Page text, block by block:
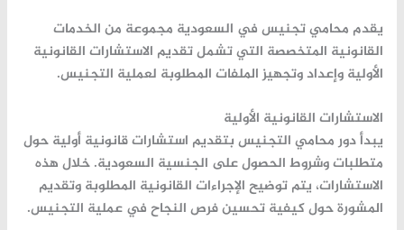
يقدم محامي تجنيس في السعودية مجموعة من الخدمات
القانونية المتخصصة التي تشمل تقديم الاستشارات القانونية
الأولية وإعداد وتجهيز الملفات المطلوبة لعملية التجنيس.
الاستشارات القانونية الأولية
يبدأ دور محامي التجنيس بتقديم استشارات قانونية أولية حول
متطلبات وشروط الحصول على الجنسية السعودية. خلال هذه
الاستشارات، يتم توضيح الإجراءات القانونية المطلوبة وتقديم
المشورة حول كيفية تحسين فرص النجاح في عملية التجنيس.